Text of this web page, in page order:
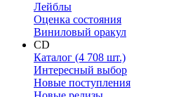
Лейблы
Оценка состояния
Виниловый оракул
CD
Каталог (4 708 шт.)
Интересный выбор
Новые поступления